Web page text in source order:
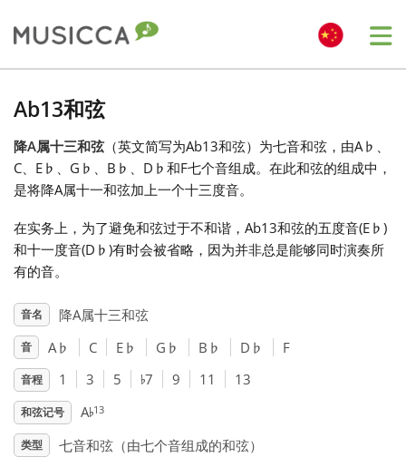
Български
English
Español
Français
Ab13和弦
降A属十三和弦 （英文简写为Ab13和弦）为七音和弦，由A♭ 、
C、E ♭ 、G ♭ 、B ♭ 、D ♭ 和F七个音组成。在此和弦的组成中，
是将降A属十一和弦加上一个十三度音。
在实务上，为了避免和弦过于不和谐，Ab13和弦的五度音(E ♭ )
和十一度音(D ♭ )有时会被省略，因为并非总是能够同时演奏所
有的音。
音名 降A属十三和弦
音 A♭ C E ♭ G ♭ B ♭ D ♭ F
音程 1 3 5 ♭7 9 11 13
和弦记号 A♭13
类型 七音和弦（由七个音组成的和弦）